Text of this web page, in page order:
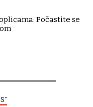
Počastite se